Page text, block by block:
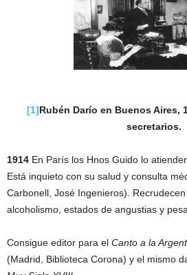
[1]Rubén Darío en Buenos Aires,
secretarios.
1914 En París los Hnos Guido lo
Está inquieto con su salud y consulta
Carbonell, José Ingenieros).
alcoholismo, estados de angustias y
Consigue editor para el Canto a la
(Madrid, Biblioteca Corona) y el mismo